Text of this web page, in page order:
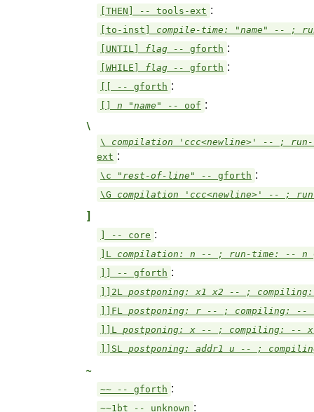
[THEN] -- tools-ext :
[to-inst] compile-time: "name" -- ;
[UNTIL] flag -- gforth :
[WHILE] flag -- gforth :
-- gforth :
n "name" -- oof :
\
\ compilation 'ccc<newline>' -- ;
ext :
\c "rest-of-line" -- gforth :
\G compilation 'ccc<newline>' -- ;
]
-- core :
]L compilation: n -- ; run-time: -- n
-- gforth :
]]2L postponing: x1 x2 -- ;
]]FL postponing: r -- ; compiling:
]]L postponing: x -- ; compiling: --
]]SL postponing: addr1 u -- ;
~
~~ -- gforth :
~~1bt -- unknown :